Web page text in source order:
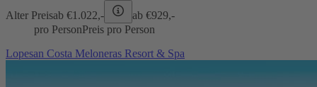
Alter Preisab €1.022,- ab €929,-
pro PersonPreis pro Person
Lopesan Costa Meloneras Resort & Spa